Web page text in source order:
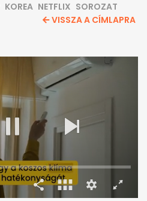
KOREA NETFLIX SOROZAT
VISSZA A CÍMLAPRA